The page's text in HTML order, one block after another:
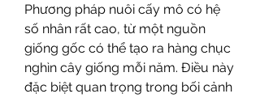
Phương pháp nuôi cấy mô có hệ
số nhân rất cao, từ một nguồn
giống gốc có thể tạo ra hàng chục
nghìn cây giống mỗi năm. Điều này
đặc biệt quan trọng trong bối cảnh